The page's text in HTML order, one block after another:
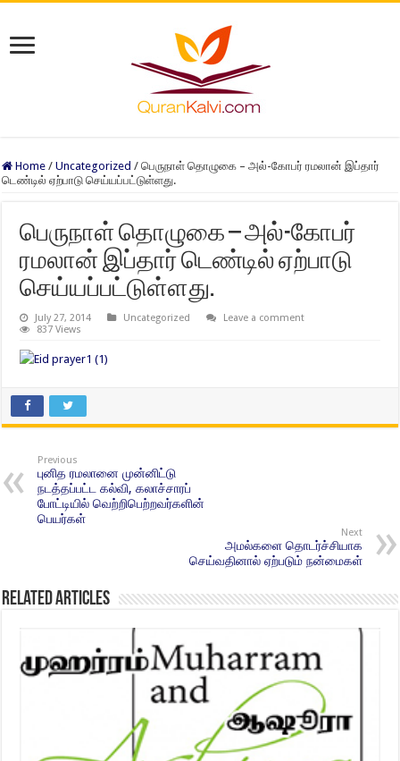
Home / Uncategorized / பெருநாள் தொழுகை – அல்-கோபர் ரமலான் இப்தார்
டெண்டில் ஏற்பாடு செய்யப்பட்டுள்ளது.
பெருநாள் தொழுகை – அல்-கோபர்
ரமலான் இப்தார் டெண்டில் ஏற்பாடு
செய்யப்பட்டுள்ளது.
July 27, 2014 Uncategorized
Leave a comment
837 Views
Previous
புனித ரமலானை முன்னிட்டு
நடத்தப்பட்ட கல்வி, கலாச்சாரப்
போட்டியில் வெற்றிபெற்றவர்களின்
பெயர்கள்
Next
அமல்களை தொடர்ச்சியாக
செய்வதினால் ஏற்படும் நன்மைகள்
Related Articles